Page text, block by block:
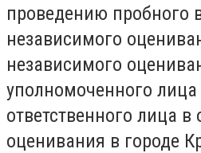
проведению пробного
независимого
независимого
уполномоченного лица
ответственного лица в
оценивания в городе